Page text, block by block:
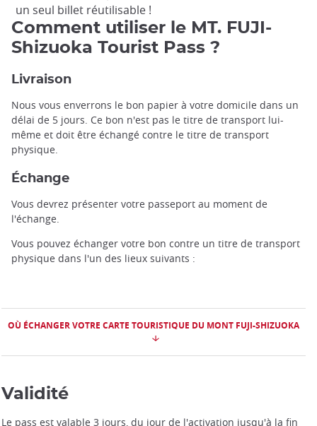
un seul billet réutilisable !
Comment utiliser le MT. FUJI-
Shizuoka Tourist Pass ?
Livraison
Nous vous enverrons le bon papier à votre domicile dans un
délai de 5 jours. Ce bon n'est pas le titre de transport lui-
même et doit être échangé contre le titre de transport
physique.
Échange
Vous devrez présenter votre passeport au moment de
l'échange.
Vous pouvez échanger votre bon contre un titre de transport
physique dans l'un des lieux suivants :
OÙ ÉCHANGER VOTRE CARTE TOURISTIQUE DU MONT FUJI-SHIZUOKA
Validité
Le pass est valable 3 jours, du jour de l'activation jusqu'à la fin